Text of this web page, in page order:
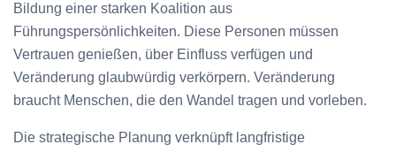
Bildung einer starken Koalition aus
Führungspersönlichkeiten. Diese Personen müssen
Vertrauen genießen, über Einfluss verfügen und
Veränderung glaubwürdig verkörpern. Veränderung
braucht Menschen, die den Wandel tragen und vorleben.
Die strategische Planung verknüpft langfristige